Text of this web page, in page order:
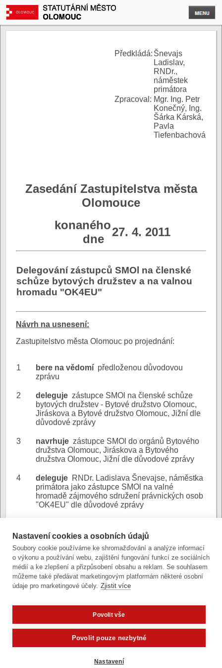
Předkládá: Šnevajs
Ladislav,
RNDr.,
náměstek
primátora
Zpracoval: Mgr. Ing. Petr
Konečný, Ing.
Šárka Kárská,
Pavla
Tiefenbachová
Zasedání Zastupitelstva města
Olomouce
konaného
dne
27. 4. 2011
Delegování zástupců SMOl na členské
schůze bytových družstev a na valnou
hromadu "OK4EU"
Návrh na usnesení:
Zastupitelstvo města Olomouc po projednání:
1 bere na vědomí předloženou důvodovou
zprávu
2 deleguje zástupce SMOl na členské schůze
bytových družstev - Bytové družstvo Olomouc,
Jiráskova a Bytové družstvo Olomouc, Jižní dle
důvodové zprávy
3 navrhuje zástupce SMOl do orgánů Bytového
družstva Olomouc, Jiráskova a Bytového
družstva Olomouc, Jižní dle důvodové zprávy
4 deleguje RNDr. Ladislava Šnevajse, náměstka
primátora jako zástupce SMOl na valné
hromadě zájmového sdružení právnických osob
"OK4EU" dle důvodové zprávy
zpráva:
DZ - Delegování
zástupců bytová družstva a
OK4EU
(stránkový dokument)
Články a fotografie lze kopírovat jen se svolením provozovatele
vývoj|správa obsahu| design:Rency
gdpr|cookies,
Nastavení cookies a osobních údajů
Soubory cookie používáme ke shromažďování a analýze informací
o výkonu a používání webu, zajištění fungování funkcí ze sociálních
médií a ke zlepšení a přizpůsobení obsahu a reklam. Se souhlasem
můžeme také předávat marketingovým platformám některé osobní
údaje pro marketingové účely. Zjistit více
Povolit vše
Povolit pouze nezbytné
Nastavení
Potřebujete poradit?Zeptejte se našeho asis